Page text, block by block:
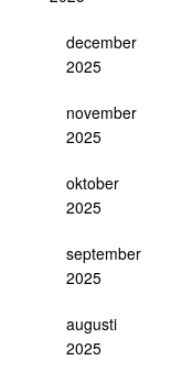
december
2025
november
2025
oktober
2025
september
2025
augusti
2025